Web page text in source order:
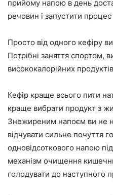
прийому напою в день
речовин і запустити
Просто від одного кефіру
Потрібні заняття спортом,
висококалорійних
Кефір краще всього пити
краще вибрати продукт з
Знежиреним напоєм ви не
відчувати сильне почуття
одновідсоткового напою
механізм очищення
голодувати до наступного